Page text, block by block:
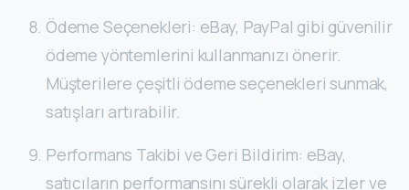
Ödeme Seçenekleri: eBay, PayPal gibi güvenilir
ödeme yöntemlerini kullanmanızı önerir.
Müşterilere çeşitli ödeme seçenekleri sunmak,
satışları artırabilir.
Performans Takibi ve Geri Bildirim: eBay,
satıcıların performansını sürekli olarak izler ve